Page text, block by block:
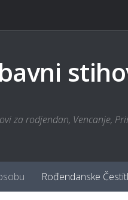
za rodjendan, Vencanje,
Rođendanske